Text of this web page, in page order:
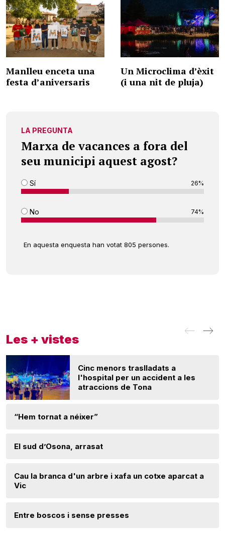
Manlleu enceta una
festa d’aniversaris
Un Microclima d’èxit
(i una nit de pluja)
LA PREGUNTA
Marxa de vacances a fora del
seu municipi aquest agost?
Sí 26%
No 74%
En aquesta enquesta han votat 805 persones.
Les + vistes
Cinc menors traslladats a
l'hospital per un accident a les
atraccions de Tona
“Hem tornat a néixer”
El sud d’Osona, arrasat
Cau la branca d'un arbre i xafa un cotxe aparcat a
Vic
Entre boscos i sense presses